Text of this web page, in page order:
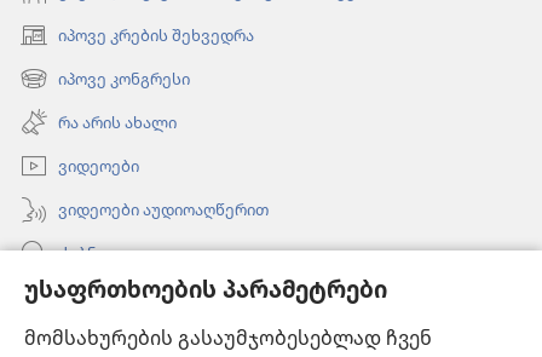
უსაფრთხოების პარამეტრები
მომსახურების გასაუმჯობესებლად ჩვენ
იპოვე კრების შეხვედრა
(გაიხსნება
ახალი
ფანჯარა)
იპოვე კონგრესი
(გაიხსნება
ახალი
ფანჯარა)
რა არის ახალი
ვიდეოები
ვიდეოები აუდიოაღწერით
ძებნა
ინფორმაცია ექიმებისთვის
ინფორმაცია ოფიციალური პირებისთვის